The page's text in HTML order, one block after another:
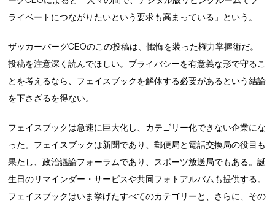
ライベートにつながりたいという要求も高まっている」という。
ザッカーバーグCEOのこの投稿は、懺悔を装った権力掌握術だ。
投稿を注意深く読んでほしい。プライバシーを有意義な形で守るこ
とを考えるなら、フェイスブックを解体する必要があるという結論
を下さざるを得ない。
フェイスブックは急速に巨大化し、カテゴリー化できない企業にな
った。フェイスブックは新聞であり、郵便局と電話交換局の役目も
果たし、政治議論フォーラムであり、スポーツ放送局でもある。誕
生日のリマインダー・サービスや共同フォトアルバムも提供する。
フェイスブックはいま挙げたすべてのカテゴリーと、さらに、その